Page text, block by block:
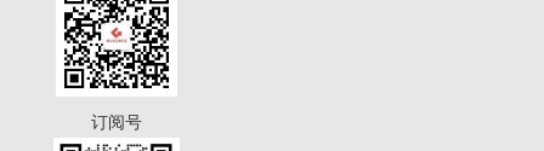
订阅号